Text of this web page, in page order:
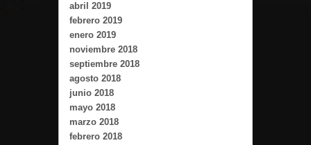
abril 2019
febrero 2019
enero 2019
noviembre 2018
septiembre 2018
agosto 2018
junio 2018
mayo 2018
marzo 2018
febrero 2018